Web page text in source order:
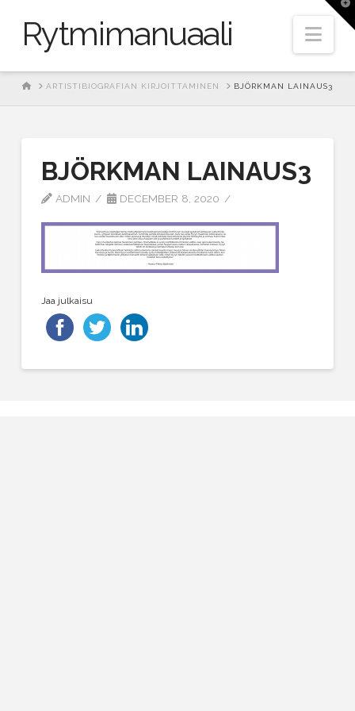
Rytmimanuaali
HOMEARTISTIBIOGRAFIAN KIRJOITTAMINEN BJÖRKMAN LAINAUS3
BJÖRKMAN LAINAUS3
ADMIN DECEMBER 8, 2020
Jaa julkaisu